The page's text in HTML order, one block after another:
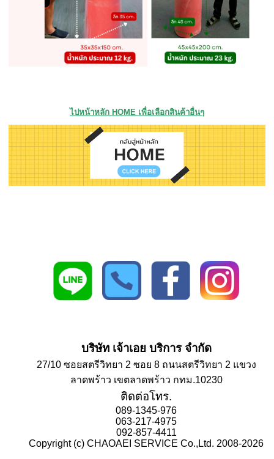
ไปหน้าหลัก HOME เพื่อเลือกสินค้าอื่นๆ
บริษัท เจ้าเอย บริการ จำกัด
27/10 ซอยสตรีวิทยา 2 ซอย 8 ถนนสตรีวิทยา 2 แขวง
ลาดพร้าว เขตลาดพร้าว กทม.10230
ติดต่อโทร.
089-1345-976
063-217-4975
092-857-4411
Copyright (c) CHAOAEI SERVICE Co.,Ltd. 2008-2026